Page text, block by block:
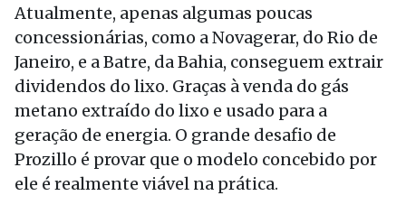
Atualmente, apenas algumas poucas
concessionárias, como a Novagerar, do Rio de
Janeiro, e a Batre, da Bahia, conseguem extrair
dividendos do lixo. Graças à venda do gás
metano extraído do lixo e usado para a
geração de energia. O grande desafio de
Prozillo é provar que o modelo concebido por
ele é realmente viável na prática.